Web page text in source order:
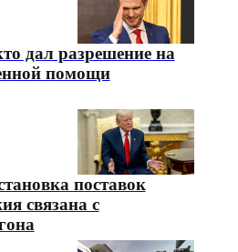
дал разрешение на
помощи
поставок
связана с